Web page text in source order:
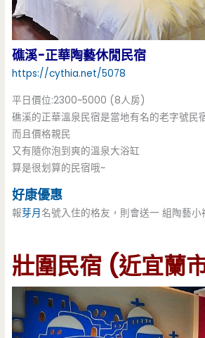
礁溪-正華陶藝休閒民宿
https://cythia.net/5078
平日價位:2300~5000 (8人房)
礁溪的正華溫泉民宿是當地有名的老字號民
而且價格親民
又有隨你泡到爽的溫泉大浴缸
算是很划算的民宿哦~
好康優惠
報芽月名號入住的格友，則會送一 組陶藝小
壯圍民宿 (近宜蘭